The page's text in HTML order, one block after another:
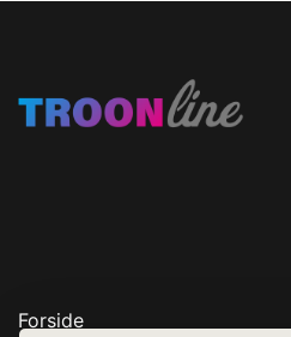
Forside